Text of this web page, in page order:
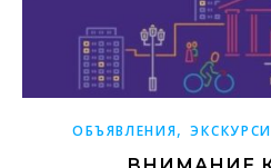
ОБЪЯВЛЕНИЯ,